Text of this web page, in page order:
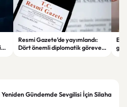
Resmi Gazete’de yayımlandı:
Dört önemli diplomatik göreve
Gündemde Sevgilisi İçin Silaha